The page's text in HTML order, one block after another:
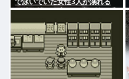
で泳いでいた女性3人が溺れる
23歳女性が死亡、24歳女性が重
体